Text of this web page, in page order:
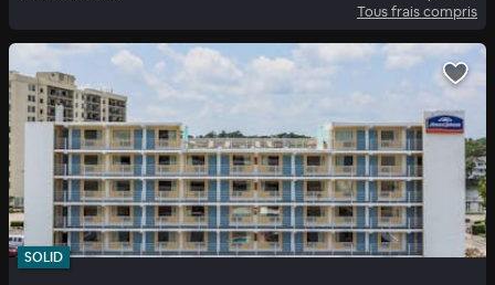
Tous frais compris
SOLID